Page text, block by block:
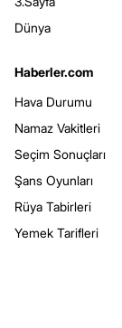
Dünya
Haberler.com
Hava Durumu
Namaz Vakitleri
Seçim Sonuçları
Şans Oyunları
Rüya Tabirleri
Yemek Tarifleri